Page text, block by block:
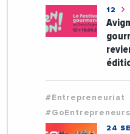
12
#Entrepreneuriat
#GoEntrepreneurs
24